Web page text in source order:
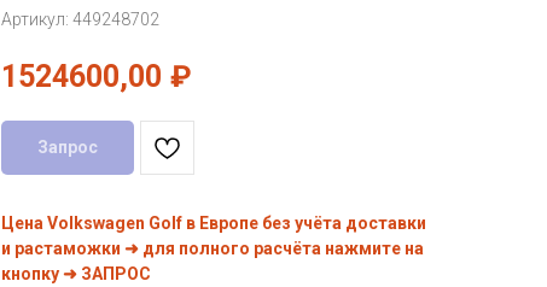
Артикул: 449248702
1524600,00 ₽
Запрос
Цена Volkswagen Golf в Европе без учёта доставки
и растаможки ➜ для полного расчёта нажмите на
кнопку ➜ ЗАПРОС